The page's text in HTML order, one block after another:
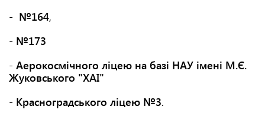
- №164,
- №173
- Аерокосмічного ліцею на базі НАУ імені М.Є.
Жуковського "ХАІ"
- Красноградського ліцею №3.